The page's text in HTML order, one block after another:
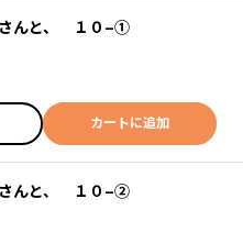
さんと、 １０−①
カートに追加
さんと、 １０−②